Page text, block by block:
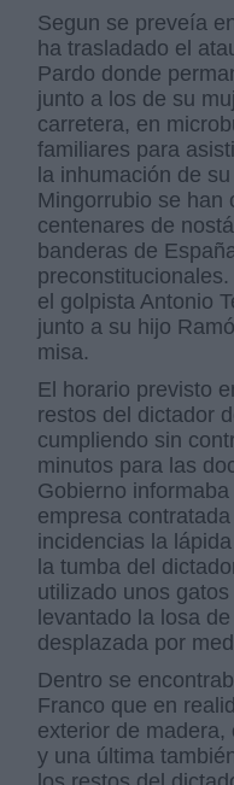
Segun se preveía
ha trasladado el
Pardo donde
junto a los de su
carretera, en
familiares para
la inhumación de
Mingorrubio se han
centenares de
banderas de
el golpista Antonio
junto a su hijo
misa.
El horario previsto
restos del dictador
cumpliendo sin
minutos para las
Gobierno
empresa
incidencias la
la tumba del
utilizado unos
levantado la losa
desplazada por
Dentro se
Franco que en
exterior de
y una última